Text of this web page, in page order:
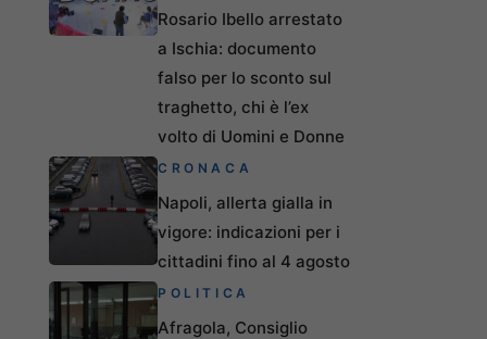
Rosario Ibello arrestato
a Ischia: documento
falso per lo sconto sul
traghetto, chi è l’ex
volto di Uomini e Donne
CRONACA
Napoli, allerta gialla in
vigore: indicazioni per i
cittadini fino al 4 agosto
POLITICA
Afragola, Consiglio